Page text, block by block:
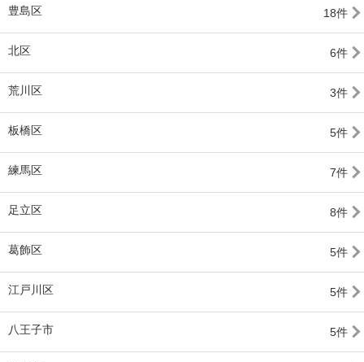
豊島区 18件
北区 6件
荒川区 3件
板橋区 5件
練馬区 7件
足立区 8件
葛飾区 5件
江戸川区 5件
八王子市 5件